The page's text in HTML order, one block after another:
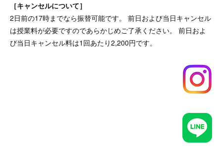
［キャンセルについて］
2日前の17時までなら振替可能です。 前日および当日キャンセル
は授業料が必要ですのであらかじめご了承ください。 前日およ
び当日キャンセル料は1回あたり2,200円です。